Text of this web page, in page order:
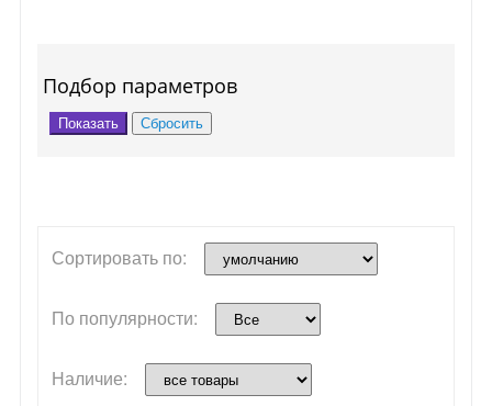
Подбор параметров
Сортировать по:
По популярности:
Наличие: